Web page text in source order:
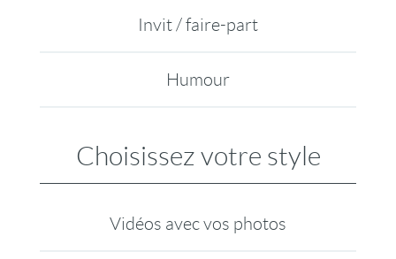
Invit / faire-part
Humour
Choisissez votre style
Vidéos avec vos photos